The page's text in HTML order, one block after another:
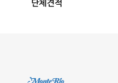
단체견적